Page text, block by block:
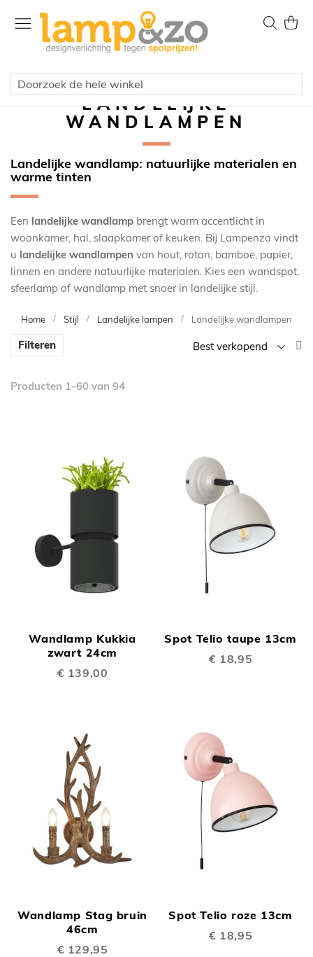
naar
Zoek
LANDELIJKE
WANDLAMPEN
Landelijke wandlamp: natuurlijke materialen en
warme tinten
Een landelijke wandlamp brengt warm accentlicht in
woonkamer, hal, slaapkamer of keuken. Bij Lampenzo vindt
u landelijke wandlampen van hout, rotan, bamboe, papier,
linnen en andere natuurlijke materialen. Kies een wandspot,
sfeerlamp of wandlamp met snoer in landelijke stijl.
Home Stijl Landelijke lampen Landelijke wandlampen
Filteren
Producten 1-60 van 94
Wandlamp Kukkia
zwart 24cm
€ 139,00
Spot Telio taupe 13cm
€ 18,95
Wandlamp Stag bruin
46cm
€ 129,95
Spot Telio roze 13cm
€ 18,95